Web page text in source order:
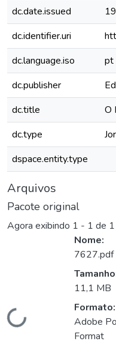
dc.date.issued
dc.identifier.uri
dc.language.iso
pt
dc.publisher
dc.title
O
dc.type
dspace.entity.type
Arquivos
Pacote original
Agora exibindo 1 - 1 de 1
Carregando...
Nome:
7627.pdf
11,1 MB
Formato:
Adobe
Format